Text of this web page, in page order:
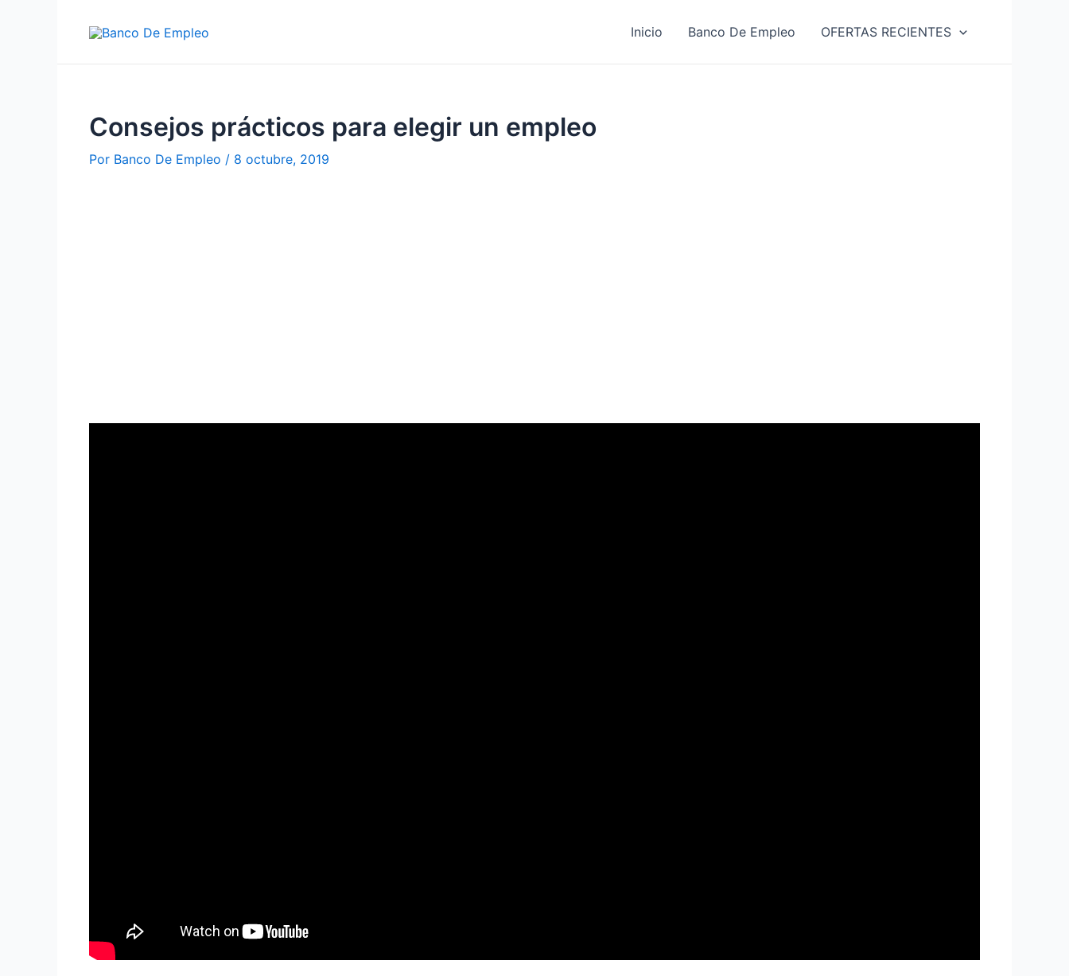
Inicio Banco De Empleo OFERTAS RECIENTES
Consejos prácticos para elegir un empleo
Por Banco De Empleo / 8 octubre, 2019